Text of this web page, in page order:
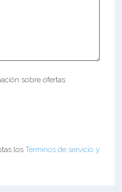
sobre ofertas
los Términos de servicio y